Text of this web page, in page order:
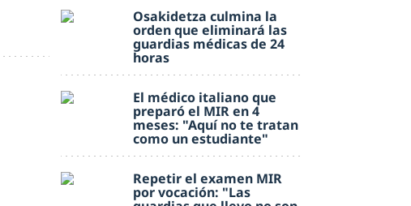
Osakidetza culmina la
orden que eliminará las
guardias médicas de 24
horas
El médico italiano que
preparó el MIR en 4
meses: "Aquí no te tratan
como un estudiante"
Repetir el examen MIR
por vocación: "Las